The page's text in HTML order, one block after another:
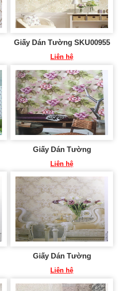
Giấy Dán Tường SKU00955
Liên hệ
Giấy Dán Tường
Liên hệ
Giấy Dán Tường
Liên hệ